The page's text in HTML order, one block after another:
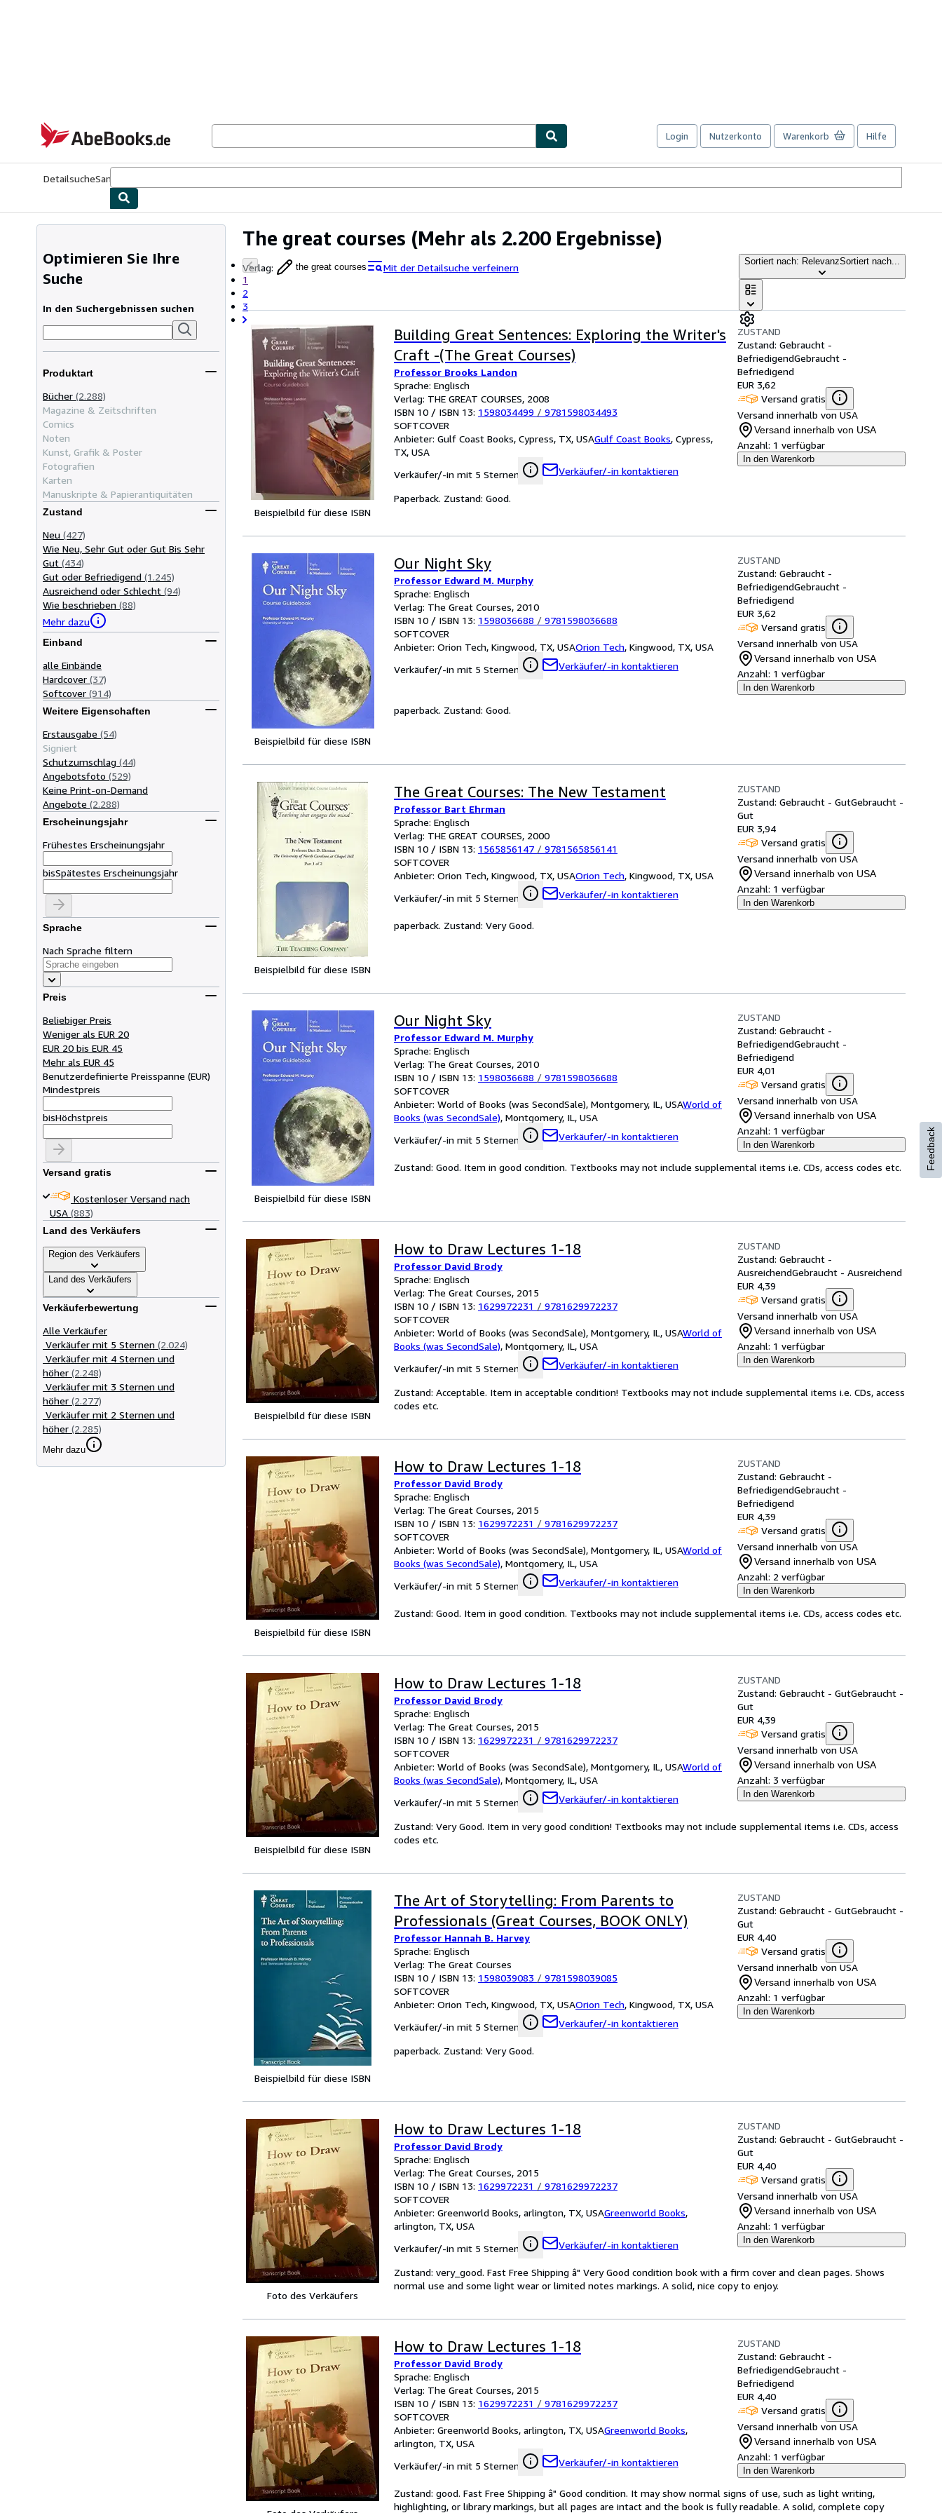
AbeBooks.de
Login Nutzerkonto Warenkorb Hilfe
DetailsucheSammlungen
The great courses (Mehr als 2.200 Ergebnisse)
Verlag: the great courses
Mit der Detailsuche verfeinern
1
2
3
Sortiert nach: RelevanzSortiert nach...
Optimieren Sie Ihre
Suche
In den Suchergebnissen suchen
Produktart
Bücher (2.288)
Magazine & Zeitschriften
Comics
Noten
Kunst, Grafik & Poster
Fotografien
Karten
Manuskripte & Papierantiquitäten
Zustand
Neu (427)
Wie Neu, Sehr Gut oder Gut Bis Sehr
Gut (434)
Gut oder Befriedigend (1.245)
Ausreichend oder Schlecht (94)
Wie beschrieben (88)
Mehr dazu
Einband
alle Einbände
Hardcover (37)
Softcover (914)
Weitere Eigenschaften
Erstausgabe (54)
Signiert
Schutzumschlag (44)
Angebotsfoto (529)
Keine Print-on-Demand
Angebote (2.288)
Erscheinungsjahr
Frühestes Erscheinungsjahr
bisSpätestes Erscheinungsjahr
Sprache
Nach Sprache filtern
Preis
Beliebiger Preis
Weniger als EUR 20
EUR 20 bis EUR 45
Mehr als EUR 45
Benutzerdefinierte Preisspanne (EUR)
Mindestpreis
bisHöchstpreis
Versand gratis
Kostenloser Versand nach
USA (883)
Land des Verkäufers
Region des Verkäufers
Land des Verkäufers
Verkäuferbewertung
Alle Verkäufer
Verkäufer mit 5 Sternen (2.024)
Verkäufer mit 4 Sternen und
höher (2.248)
Verkäufer mit 3 Sternen und
höher (2.277)
Verkäufer mit 2 Sternen und
höher (2.285)
Mehr dazu
Beispielbild für diese ISBN
Building Great Sentences: Exploring the Writer's
Craft -(The Great Courses)
Professor Brooks Landon
Sprache: Englisch
Verlag: THE GREAT COURSES, 2008
ISBN 10 / ISBN 13: 1598034499 / 9781598034493
SOFTCOVER
Anbieter: Gulf Coast Books, Cypress, TX, USAGulf Coast Books, Cypress,
TX, USA
Verkäufer/-in mit 5 Sternen
Verkäufer/-in kontaktieren
ZUSTAND
Zustand: Gebraucht -
BefriedigendGebraucht -
Befriedigend
EUR 3,62
Versand gratis
Versand innerhalb von USA
Versand innerhalb von USA
Anzahl: 1 verfügbar
In den Warenkorb
Paperback. Zustand: Good.
Beispielbild für diese ISBN
Our Night Sky
Professor Edward M. Murphy
Sprache: Englisch
Verlag: The Great Courses, 2010
ISBN 10 / ISBN 13: 1598036688 / 9781598036688
SOFTCOVER
Anbieter: Orion Tech, Kingwood, TX, USAOrion Tech, Kingwood, TX, USA
Verkäufer/-in mit 5 Sternen
Verkäufer/-in kontaktieren
ZUSTAND
Zustand: Gebraucht -
BefriedigendGebraucht -
Befriedigend
EUR 3,62
Versand gratis
Versand innerhalb von USA
Versand innerhalb von USA
Anzahl: 1 verfügbar
In den Warenkorb
paperback. Zustand: Good.
Beispielbild für diese ISBN
The Great Courses: The New Testament
Professor Bart Ehrman
Sprache: Englisch
Verlag: THE GREAT COURSES, 2000
ISBN 10 / ISBN 13: 1565856147 / 9781565856141
SOFTCOVER
Anbieter: Orion Tech, Kingwood, TX, USAOrion Tech, Kingwood, TX, USA
Verkäufer/-in mit 5 Sternen
Verkäufer/-in kontaktieren
ZUSTAND
Zustand: Gebraucht - GutGebraucht -
Gut
EUR 3,94
Versand gratis
Versand innerhalb von USA
Versand innerhalb von USA
Anzahl: 1 verfügbar
In den Warenkorb
paperback. Zustand: Very Good.
Beispielbild für diese ISBN
Our Night Sky
Professor Edward M. Murphy
Sprache: Englisch
Verlag: The Great Courses, 2010
ISBN 10 / ISBN 13: 1598036688 / 9781598036688
SOFTCOVER
Anbieter: World of Books (was SecondSale), Montgomery, IL, USAWorld of
Books (was SecondSale), Montgomery, IL, USA
Verkäufer/-in mit 5 Sternen
Verkäufer/-in kontaktieren
ZUSTAND
Zustand: Gebraucht -
BefriedigendGebraucht -
Befriedigend
EUR 4,01
Versand gratis
Versand innerhalb von USA
Versand innerhalb von USA
Anzahl: 1 verfügbar
In den Warenkorb
Zustand: Good. Item in good condition. Textbooks may not include supplemental items i.e. CDs, access codes etc.
Beispielbild für diese ISBN
How to Draw Lectures 1-18
Professor David Brody
Sprache: Englisch
Verlag: The Great Courses, 2015
ISBN 10 / ISBN 13: 1629972231 / 9781629972237
SOFTCOVER
Anbieter: World of Books (was SecondSale), Montgomery, IL, USAWorld of
Books (was SecondSale), Montgomery, IL, USA
Verkäufer/-in mit 5 Sternen
Verkäufer/-in kontaktieren
ZUSTAND
Zustand: Gebraucht -
AusreichendGebraucht - Ausreichend
EUR 4,39
Versand gratis
Versand innerhalb von USA
Versand innerhalb von USA
Anzahl: 1 verfügbar
In den Warenkorb
Zustand: Acceptable. Item in acceptable condition! Textbooks may not include supplemental items i.e. CDs, access
codes etc.
Beispielbild für diese ISBN
How to Draw Lectures 1-18
Professor David Brody
Sprache: Englisch
Verlag: The Great Courses, 2015
ISBN 10 / ISBN 13: 1629972231 / 9781629972237
SOFTCOVER
Anbieter: World of Books (was SecondSale), Montgomery, IL, USAWorld of
Books (was SecondSale), Montgomery, IL, USA
Verkäufer/-in mit 5 Sternen
Verkäufer/-in kontaktieren
ZUSTAND
Zustand: Gebraucht -
BefriedigendGebraucht -
Befriedigend
EUR 4,39
Versand gratis
Versand innerhalb von USA
Versand innerhalb von USA
Anzahl: 2 verfügbar
In den Warenkorb
Zustand: Good. Item in good condition. Textbooks may not include supplemental items i.e. CDs, access codes etc.
Beispielbild für diese ISBN
How to Draw Lectures 1-18
Professor David Brody
Sprache: Englisch
Verlag: The Great Courses, 2015
ISBN 10 / ISBN 13: 1629972231 / 9781629972237
SOFTCOVER
Anbieter: World of Books (was SecondSale), Montgomery, IL, USAWorld of
Books (was SecondSale), Montgomery, IL, USA
Verkäufer/-in mit 5 Sternen
Verkäufer/-in kontaktieren
ZUSTAND
Zustand: Gebraucht - GutGebraucht -
Gut
EUR 4,39
Versand gratis
Versand innerhalb von USA
Versand innerhalb von USA
Anzahl: 3 verfügbar
In den Warenkorb
Zustand: Very Good. Item in very good condition! Textbooks may not include supplemental items i.e. CDs, access
codes etc.
Beispielbild für diese ISBN
The Art of Storytelling: From Parents to
Professionals (Great Courses, BOOK ONLY)
Professor Hannah B. Harvey
Sprache: Englisch
Verlag: The Great Courses
ISBN 10 / ISBN 13: 1598039083 / 9781598039085
SOFTCOVER
Anbieter: Orion Tech, Kingwood, TX, USAOrion Tech, Kingwood, TX, USA
Verkäufer/-in mit 5 Sternen
Verkäufer/-in kontaktieren
ZUSTAND
Zustand: Gebraucht - GutGebraucht -
Gut
EUR 4,40
Versand gratis
Versand innerhalb von USA
Versand innerhalb von USA
Anzahl: 1 verfügbar
In den Warenkorb
paperback. Zustand: Very Good.
Foto des Verkäufers
How to Draw Lectures 1-18
Professor David Brody
Sprache: Englisch
Verlag: The Great Courses, 2015
ISBN 10 / ISBN 13: 1629972231 / 9781629972237
SOFTCOVER
Anbieter: Greenworld Books, arlington, TX, USAGreenworld Books,
arlington, TX, USA
Verkäufer/-in mit 5 Sternen
Verkäufer/-in kontaktieren
ZUSTAND
Zustand: Gebraucht - GutGebraucht -
Gut
EUR 4,40
Versand gratis
Versand innerhalb von USA
Versand innerhalb von USA
Anzahl: 1 verfügbar
In den Warenkorb
Zustand: very_good. Fast Free Shipping â" Very Good condition book with a firm cover and clean pages. Shows
normal use and some light wear or limited notes markings. A solid, nice copy to enjoy.
How to Draw Lectures 1-18
Professor David Brody
Sprache: Englisch
Verlag: The Great Courses, 2015
ISBN 10 / ISBN 13: 1629972231 / 9781629972237
SOFTCOVER
Anbieter: Greenworld Books, arlington, TX, USAGreenworld Books,
arlington, TX, USA
Verkäufer/-in mit 5 Sternen
Verkäufer/-in kontaktieren
ZUSTAND
Zustand: Gebraucht -
BefriedigendGebraucht -
Befriedigend
EUR 4,40
Versand gratis
Versand innerhalb von USA
Versand innerhalb von USA
Anzahl: 1 verfügbar
In den Warenkorb
Zustand: good. Fast Free Shipping â" Good condition. It may show normal signs of use, such as light writing,
highlighting, or library markings, but all pages are intact and the book is fully readable. A solid, complete copy
Feedback